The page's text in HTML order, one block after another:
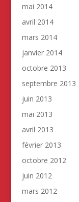
mai 2014
avril 2014
mars 2014
janvier 2014
octobre 2013
septembre 2013
juin 2013
mai 2013
avril 2013
février 2013
octobre 2012
juin 2012
mars 2012